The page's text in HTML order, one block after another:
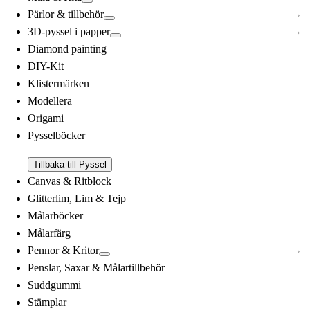
Pärlor & tillbehör
3D-pyssel i papper
Diamond painting
DIY-Kit
Klistermärken
Modellera
Origami
Pysselböcker
Tillbaka till Pyssel
Canvas & Ritblock
Glitterlim, Lim & Tejp
Målarböcker
Målarfärg
Pennor & Kritor
Penslar, Saxar & Målartillbehör
Suddgummi
Stämplar